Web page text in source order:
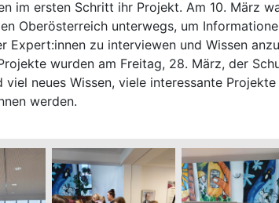
im ersten Schritt ihr Projekt. Am 10. März
Oberösterreich unterwegs, um
Expert:innen zu interviewen und Wissen
wurden am Freitag, 28. März, der
viel neues Wissen, viele interessante
werden.